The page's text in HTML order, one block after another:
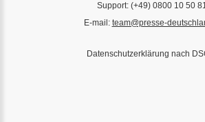
Support: (+49) 0800 10 50
E-mail: team@presse-
Datenschutzerklärung nach